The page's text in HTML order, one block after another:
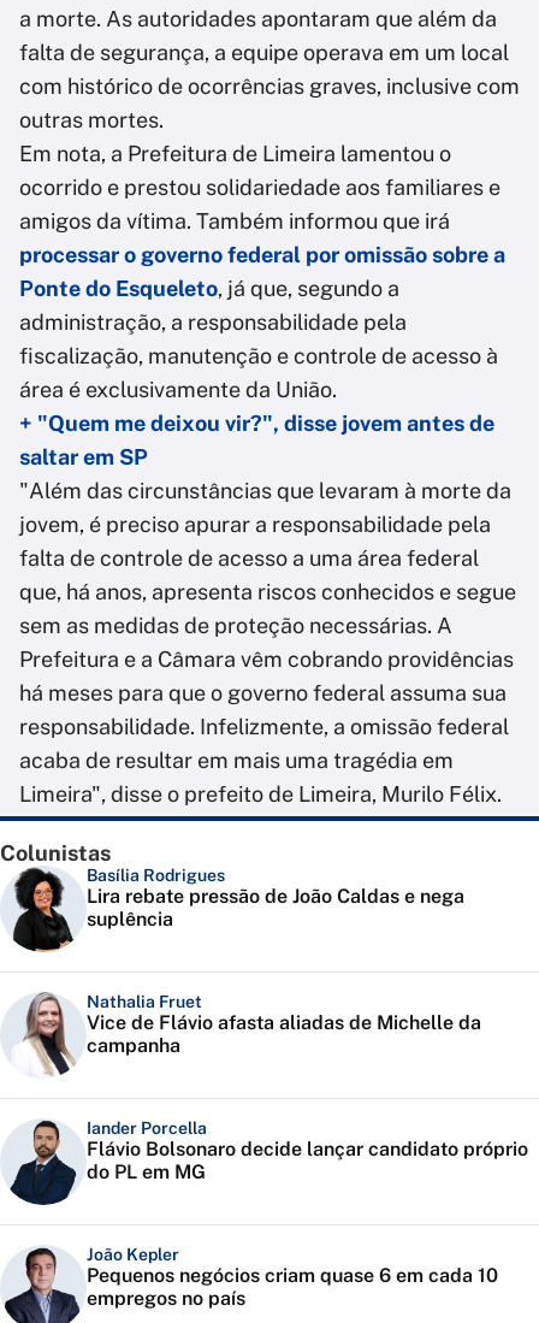
a morte. As autoridades apontaram que além da
falta de segurança, a equipe operava em um local
com histórico de ocorrências graves, inclusive com
outras mortes.
Em nota, a Prefeitura de Limeira lamentou o
ocorrido e prestou solidariedade aos familiares e
amigos da vítima. Também informou que irá
processar o governo federal por omissão sobre a
Ponte do Esqueleto, já que, segundo a
administração, a responsabilidade pela
fiscalização, manutenção e controle de acesso à
área é exclusivamente da União.
+ "Quem me deixou vir?", disse jovem antes de
saltar em SP
"Além das circunstâncias que levaram à morte da
jovem, é preciso apurar a responsabilidade pela
falta de controle de acesso a uma área federal
que, há anos, apresenta riscos conhecidos e segue
sem as medidas de proteção necessárias. A
Prefeitura e a Câmara vêm cobrando providências
há meses para que o governo federal assuma sua
responsabilidade. Infelizmente, a omissão federal
acaba de resultar em mais uma tragédia em
Limeira", disse o prefeito de Limeira, Murilo Félix.
Colunistas
Basília Rodrigues
Lira rebate pressão de João Caldas e nega
suplência
Nathalia Fruet
Vice de Flávio afasta aliadas de Michelle da
campanha
Iander Porcella
Flávio Bolsonaro decide lançar candidato próprio
do PL em MG
João Kepler
Pequenos negócios criam quase 6 em cada 10
empregos no país